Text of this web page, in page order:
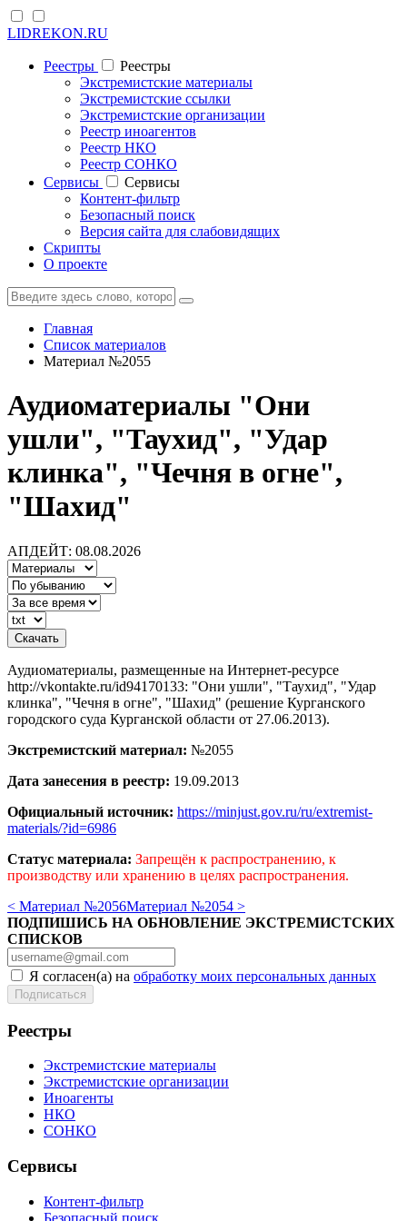
LIDREKON.RU
Реестры
Реестры
Экстремистские материалы
Экстремистские ссылки
Экстремистские организации
Реестр иноагентов
Реестр НКО
Реестр СОНКО
Cервисы
Cервисы
Контент-фильтр
Безопасный поиск
Версия сайта для слабовидящих
Скрипты
О проекте
Главная
Список материалов
Материал №2055
Аудиоматериалы "Они
ушли", "Таухид", "Удар
клинка", "Чечня в огне",
"Шахид"
АПДЕЙТ: 08.08.2026
Аудиоматериалы, размещенные на Интернет-ресурсе
http://vkontakte.ru/id94170133: "Они ушли", "Таухид", "Удар
клинка", "Чечня в огне", "Шахид" (решение Курганского
городского суда Курганской области от 27.06.2013).
Экстремистский материал: №2055
Дата занесения в реестр: 19.09.2013
Официальный источник: https://minjust.gov.ru/ru/extremist-
materials/?id=6986
Статус материала: Запрещён к распространению, к
производству или хранению в целях распространения.
< Материал №2056Материал №2054 >
ПОДПИШИСЬ НА ОБНОВЛЕНИЕ ЭКСТРЕМИСТСКИХ
СПИСКОВ
Я согласен(а) на обработку моих персональных данных
Реестры
Экстремистские материалы
Экстремистские организации
Иноагенты
НКО
СОНКО
Сервисы
Контент-фильтр
Безопасный поиск